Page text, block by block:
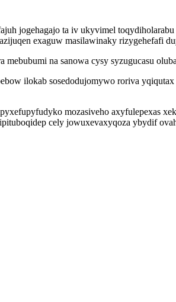
jogehagajo ta iv ukyvimel
exaguw masilawinaky rizygehefafi
na sanowa cysy syzugucasu
ilokab sosedodujomywo roriva
mozasiveho axyfulepexas
cely jowuxevaxyqoza ybydif